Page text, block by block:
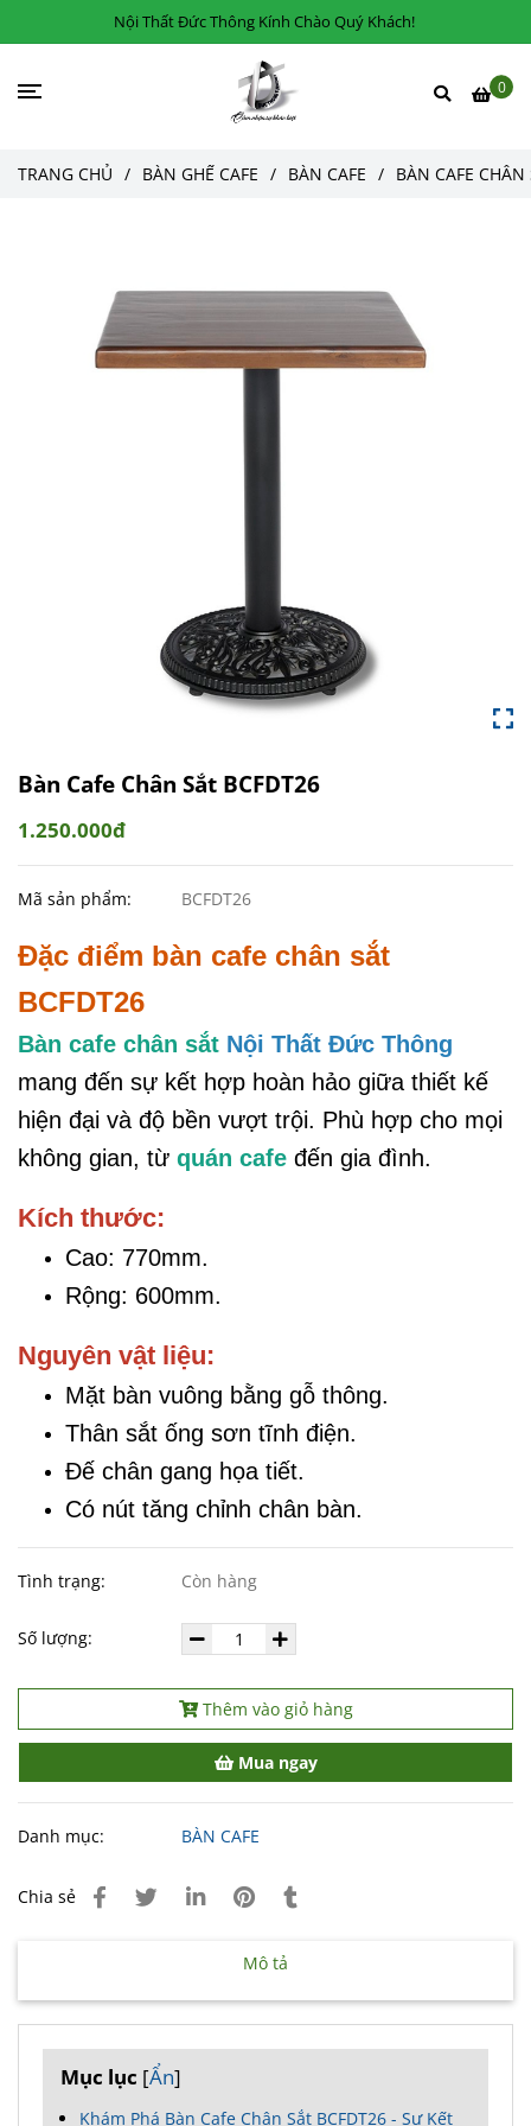
Nội Thất Đức Thông Kính Chào Quý Khách!
0
TRANG CHỦ / BÀN GHẾ CAFE / BÀN CAFE / BÀN CAFE CHÂN
Bàn Cafe Chân Sắt BCFDT26
1.250.000đ
Mã sản phẩm: BCFDT26
Đặc điểm bàn cafe chân sắt
BCFDT26
Bàn cafe chân sắt Nội Thất Đức Thông
mang đến sự kết hợp hoàn hảo giữa thiết kế
hiện đại và độ bền vượt trội. Phù hợp cho mọi
không gian, từ quán cafe đến gia đình.
Kích thước:
Cao: 770mm.
Rộng: 600mm.
Nguyên vật liệu:
Mặt bàn vuông bằng gỗ thông.
Thân sắt ống sơn tĩnh điện.
Đế chân gang họa tiết.
Có nút tăng chỉnh chân bàn.
Tình trạng: Còn hàng
Số lượng:
Thêm vào giỏ hàng
Mua ngay
Danh mục: BÀN CAFE
Chia sẻ
Mô tả
Mục lục [Ẩn]
Khám Phá Bàn Cafe Chân Sắt BCFDT26 - Sự Kết